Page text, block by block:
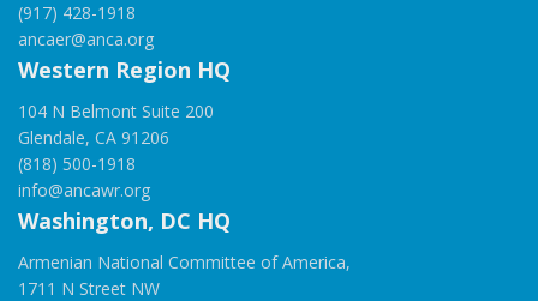
(917) 428-1918
ancaer@anca.org
Western Region HQ
104 N Belmont Suite 200
Glendale, CA 91206
(818) 500-1918
info@ancawr.org
Washington, DC HQ
Armenian National Committee of America,
1711 N Street NW